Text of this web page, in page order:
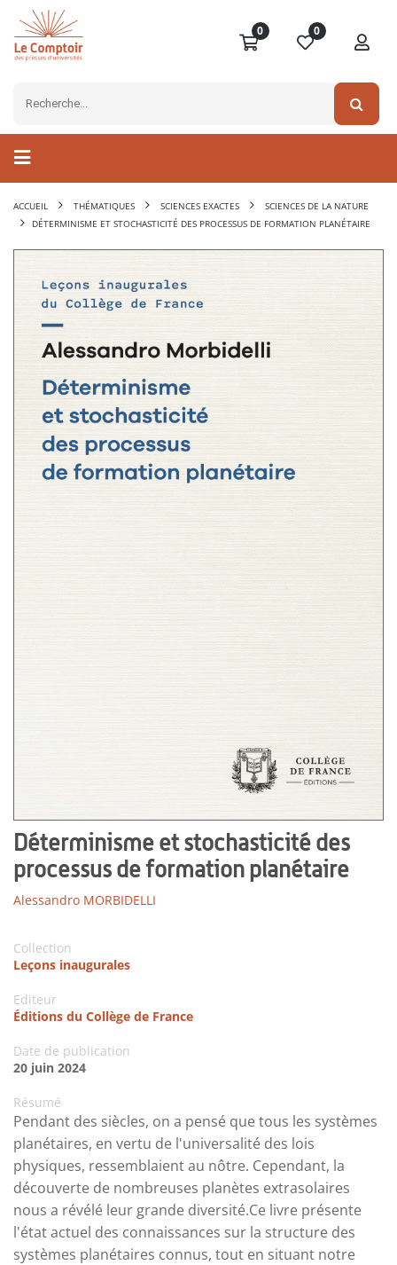
0 0
ACCUEIL THÉMATIQUES SCIENCES EXACTES
SCIENCES DE LA NATURE
DÉTERMINISME ET STOCHASTICITÉ DES PROCESSUS DE FORMATION PLANÉTAIRE
Déterminisme et stochasticité des
processus de formation planétaire
Alessandro MORBIDELLI
Collection
Leçons inaugurales
Editeur
Éditions du Collège de France
Date de publication
20 juin 2024
Résumé
Pendant des siècles, on a pensé que tous les systèmes
planétaires, en vertu de l'universalité des lois
physiques, ressemblaient au nôtre. Cependant, la
découverte de nombreuses planètes extrasolaires
nous a révélé leur grande diversité.Ce livre présente
l'état actuel des connaissances sur la structure des
systèmes planétaires connus, tout en situant notre